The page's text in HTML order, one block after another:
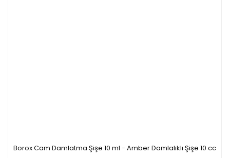
Borox Cam Damlatma Şişe 10 ml - Amber Damlalıklı Şişe 10 cc